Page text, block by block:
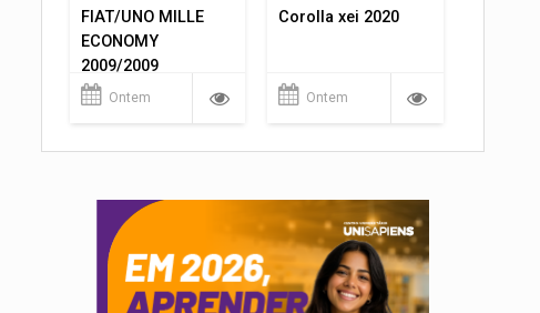
FIAT/UNO MILLE
ECONOMY
2009/2009
Ontem
Corolla xei 2020
Ontem